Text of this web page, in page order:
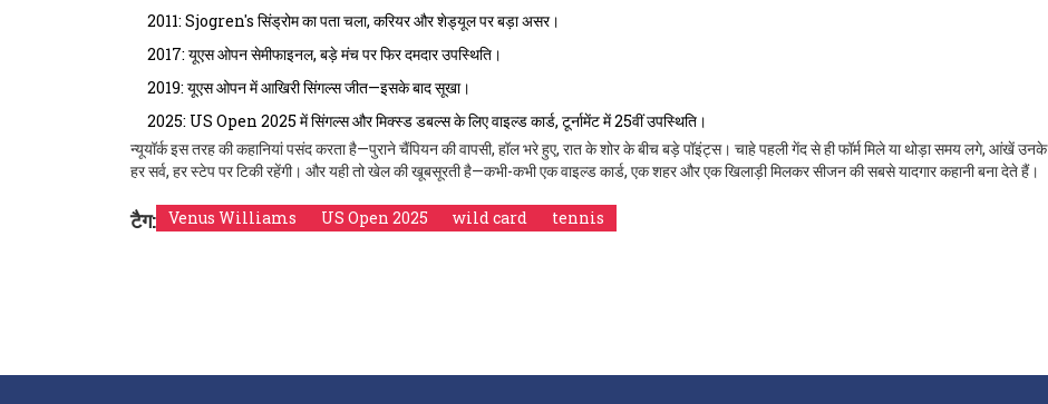
2011: Sjogren's सिंड्रोम का पता चला, करियर और शेड्यूल पर बड़ा असर।
2017: यूएस ओपन सेमीफाइनल, बड़े मंच पर फिर दमदार उपस्थिति।
2019: यूएस ओपन में आखिरी सिंगल्स जीत—इसके बाद सूखा।
2025: US Open 2025 में सिंगल्स और मिक्स्ड डबल्स के लिए वाइल्ड कार्ड, टूर्नामेंट में 25वीं उपस्थिति।
न्यूयॉर्क इस तरह की कहानियां पसंद करता है—पुराने चैंपियन की वापसी, हॉल भरे हुए, रात के शोर के बीच बड़े पॉइंट्स। चाहे पहली गेंद से ही फॉर्म मिले या थोड़ा समय लगे, आंखें उनके
हर सर्व, हर स्टेप पर टिकी रहेंगी। और यही तो खेल की खूबसूरती है—कभी-कभी एक वाइल्ड कार्ड, एक शहर और एक खिलाड़ी मिलकर सीजन की सबसे यादगार कहानी बना देते हैं।
टैग: Venus Williams US Open 2025 wild card tennis